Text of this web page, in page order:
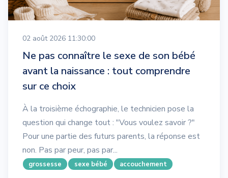
02 août 2026 11:30:00
Ne pas connaître le sexe de son bébé
avant la naissance : tout comprendre
sur ce choix
À la troisième échographie, le technicien pose la
question qui change tout : "Vous voulez savoir ?"
Pour une partie des futurs parents, la réponse est
non. Pas par peur, pas par...
grossesse sexe bébé accouchement